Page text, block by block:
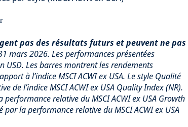
pas des résultats futurs et peuvent ne pas
mars 2026. Les performances présentées
USD. Les barres montrent les rendements
à l’indice MSCI ACWI ex USA. Le style Qualité
de l’indice MSCI ACWI ex USA Quality Index (NR).
relative du MSCI ACWI ex USA Growth
par la performance relative du MSCI ACWI ex USA